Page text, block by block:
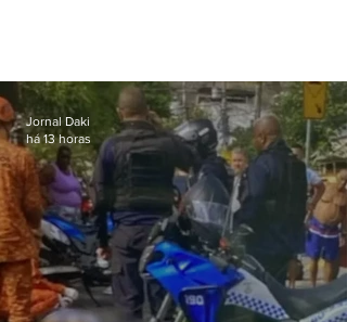
Jornal Daki
há 13 horas